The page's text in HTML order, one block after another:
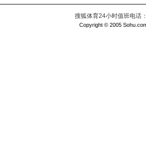
搜狐体育24小时值班电话
Copyright © 2005